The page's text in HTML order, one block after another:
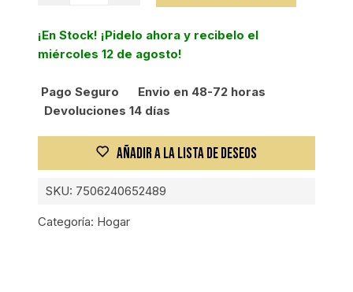
X
30
GRIS,
TRUPER
EXPERT
cantidad
¡En Stock! ¡Pidelo ahora y recibelo el
miércoles 12 de agosto!
Pago Seguro
Envio en 48-72 horas
Devoluciones 14 días
AÑADIR A LA LISTA DE DESEOS
SKU: 7506240652489
Categoría: Hogar